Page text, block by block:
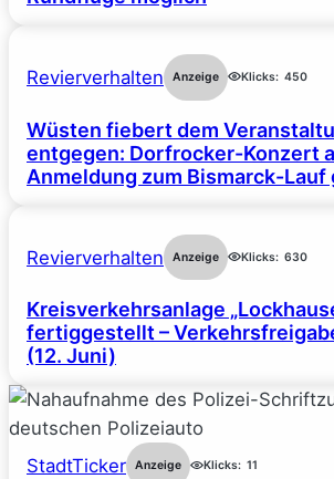
Revierverhalten Anzeige Klicks: 450
Wüsten fiebert dem
entgegen: Dorfrocker-Konzert
Anmeldung zum Bismarck-
Revierverhalten Anzeige Klicks: 630
Kreisverkehrsanlage
fertiggestellt –
(12. Juni)
StadtTicker Anzeige Klicks: 11